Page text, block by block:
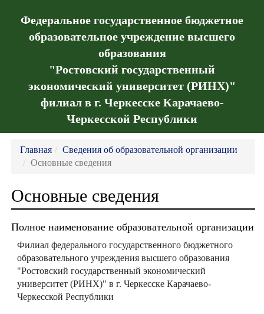
Федеральное государственное бюджетное
образовательное учреждение высшего
образования
"Ростовский государственный
экономический университет (РИНХ)"
филиал в г. Черкесске Карачаево-
Черкесской Республики
Главная
Сведения об образовательной организации
Основные сведения
Основные сведения
Полное наименование образовательной организации
Филиал федерального государственного бюджетного
образовательного учреждения высшего образования
"Ростовский государственный экономический
университет (РИНХ)" в г. Черкесске Карачаево-
Черкесской Республики